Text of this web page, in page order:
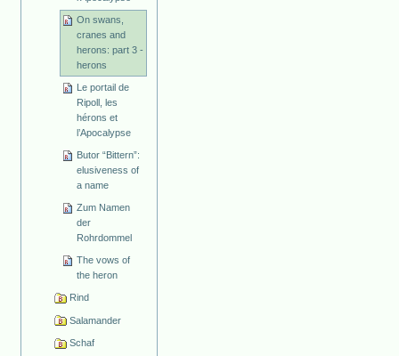
On swans,
cranes and
herons: part 3 -
herons
Le portail de
Ripoll, les
hérons et
l’Apocalypse
Butor “Bittern”:
elusiveness of
a name
Zum Namen
der
Rohrdommel
The vows of
the heron
Rind
Salamander
Schaf